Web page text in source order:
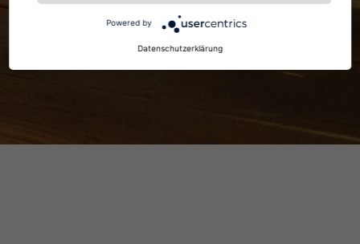
Powered by
Datenschutzerklärung